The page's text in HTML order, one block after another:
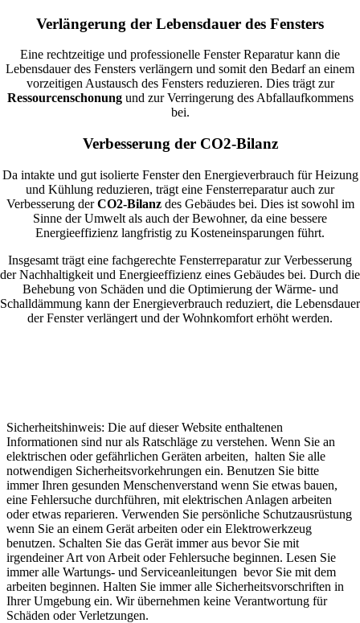
Verlängerung der Lebensdauer des Fensters
Eine rechtzeitige und professionelle Fenster Reparatur kann die
Lebensdauer des Fensters verlängern und somit den Bedarf an einem
vorzeitigen Austausch des Fensters reduzieren. Dies trägt zur
Ressourcenschonungund zur Verringerung des Abfallaufkommens
bei.
Verbesserung der CO2-Bilanz
Da intakte und gut isolierte Fenster den Energieverbrauch für Heizung
und Kühlung reduzieren, trägt eine Fensterreparatur auch zur
Verbesserung derCO2-Bilanzdes Gebäudes bei. Dies ist sowohl im
Sinne der Umwelt als auch der Bewohner, da eine bessere
Energieeffizienz langfristig zu Kosteneinsparungen führt.
Insgesamt trägt eine fachgerechte Fensterreparatur zur Verbesserung
der Nachhaltigkeit und Energieeffizienz eines Gebäudes bei. Durch die
Behebung von Schäden und die Optimierung der Wärme- und
Schalldämmung kann der Energieverbrauch reduziert, die Lebensdauer
der Fenster verlängert und der Wohnkomfort erhöht werden.
Sicherheitshinweis: Die auf dieser Website enthaltenen
Informationen sind nur als Ratschläge zu verstehen. Wenn Sie an
elektrischen oder gefährlichen Geräten arbeiten, halten Sie alle
notwendigen Sicherheitsvorkehrungen ein. Benutzen Sie bitte
immer Ihren gesunden Menschenverstand wenn Sie etwas bauen,
eine Fehlersuche durchführen, mit elektrischen Anlagen arbeiten
oder etwas reparieren. Verwenden Sie persönliche Schutzausrüstung
wenn Sie an einem Gerät arbeiten oder ein Elektrowerkzeug
benutzen. Schalten Sie das Gerät immer aus bevor Sie mit
irgendeiner Art von Arbeit oder Fehlersuche beginnen. Lesen Sie
immer alle Wartungs- und Serviceanleitungen bevor Sie mit dem
arbeiten beginnen. Halten Sie immer alle Sicherheitsvorschriften in
Ihrer Umgebung ein. Wir übernehmen keine Verantwortung für
Schäden oder Verletzungen.